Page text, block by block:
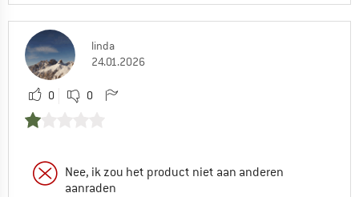
linda
24.01.2026
0 0
Nee, ik zou het product niet aan anderen
aanraden